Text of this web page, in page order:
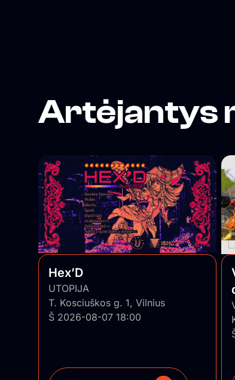
Artėjantys
Hex’D
UTOPIJA
T. Kosciuškos g. 1, Vilnius
Š 2026-08-07 18:00